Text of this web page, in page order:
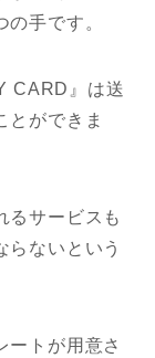
手です。
CARD』は送
とができま
るサービスも
らないという
ートが用意さ